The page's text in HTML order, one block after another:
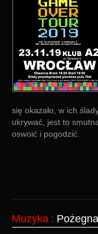
Forum
Więcej
Login
się okazało, w ich
ukrywać, jest to
oswoić i pogodzić.
Muzyka :